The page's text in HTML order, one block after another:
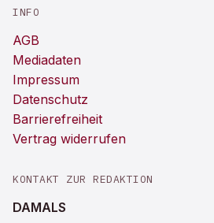
INFO
AGB
Mediadaten
Impressum
Datenschutz
Barrierefreiheit
Vertrag widerrufen
KONTAKT ZUR REDAKTION
DAMALS